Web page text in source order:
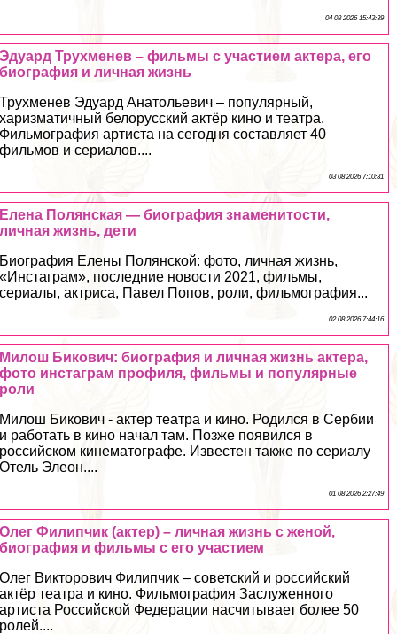
04 08 2026 15:43:39
Эдуард Трухменев – фильмы с участием актера, его
биография и личная жизнь
Трухменев Эдуард Анатольевич – популярный,
харизматичный белорусский актёр кино и театра.
Фильмография артиста на сегодня составляет 40
фильмов и сериалов....
03 08 2026 7:10:31
Елена Полянская — биография знаменитости,
личная жизнь, дети
Биография Елены Полянской: фото, личная жизнь,
«Инстаграм», последние новости 2021, фильмы,
сериалы, актриса, Павел Попов, роли, фильмография...
02 08 2026 7:44:16
Милош Бикович: биография и личная жизнь актера,
фото инстаграм профиля, фильмы и популярные
роли
Милош Бикович - актер театра и кино. Родился в Сербии
и работать в кино начал там. Позже появился в
российском кинематографе. Известен также по сериалу
Отель Элеон....
01 08 2026 2:27:49
Олег Филипчик (актер) – личная жизнь с женой,
биография и фильмы с его участием
Олег Викторович Филипчик – советский и российский
актёр театра и кино. Фильмография Заслуженного
артиста Российской Федерации насчитывает более 50
ролей....